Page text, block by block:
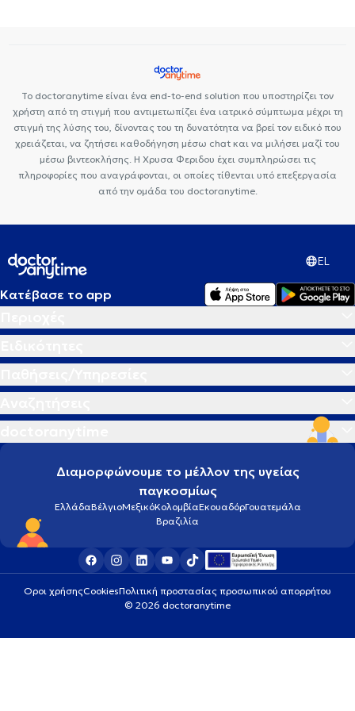
Το doctoranytime είναι ένα end-to-end solution που υποστηρίζει τον
χρήστη από τη στιγμή που αντιμετωπίζει ένα ιατρικό σύμπτωμα μέχρι τη
στιγμή της λύσης του, δίνοντας του τη δυνατότητα να βρεί τον ειδικό που
χρειάζεται, να ζητήσει καθοδήγηση μέσω chat και να μιλήσει μαζί του
μέσω βιντεοκλήσης. Η Χρυσα Φεριδου έχει συμπληρώσει τις
πληροφορίες που αναγράφονται, οι οποίες τίθενται υπό επεξεργασία
από την ομάδα του doctoranytime.
EL
Κατέβασε το app
Διαμορφώνουμε το μέλλον της υγείας
παγκοσμίως
ΕλλάδαΒέλγιοΜεξικόΚολομβίαΕκουαδόρΓουατεμάλα
Βραζιλία
Οροι χρήσηςCookiesΠολιτική προστασίας προσωπικού απορρήτου
© 2026 doctoranytime